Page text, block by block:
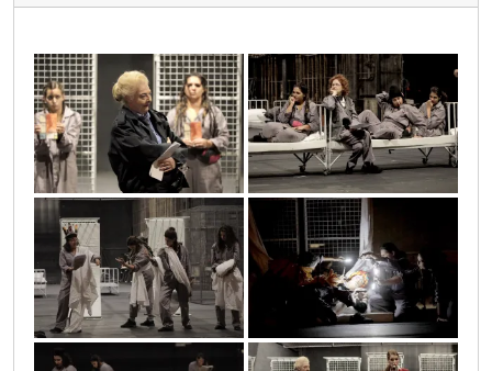
san_letnje_6 san_letnje_7
san_letnje_19 san_letnje_5